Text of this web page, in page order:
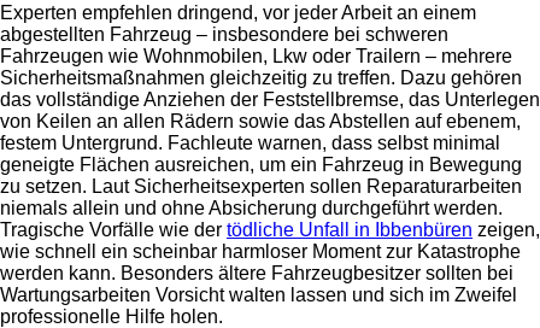
Experten empfehlen dringend, vor jeder Arbeit an einem
abgestellten Fahrzeug – insbesondere bei schweren
Fahrzeugen wie Wohnmobilen, Lkw oder Trailern – mehrere
Sicherheitsmaßnahmen gleichzeitig zu treffen. Dazu gehören
das vollständige Anziehen der Feststellbremse, das Unterlegen
von Keilen an allen Rädern sowie das Abstellen auf ebenem,
festem Untergrund. Fachleute warnen, dass selbst minimal
geneigte Flächen ausreichen, um ein Fahrzeug in Bewegung
zu setzen. Laut Sicherheitsexperten sollen Reparaturarbeiten
niemals allein und ohne Absicherung durchgeführt werden.
Tragische Vorfälle wie der tödliche Unfall in Ibbenbüren zeigen,
wie schnell ein scheinbar harmloser Moment zur Katastrophe
werden kann. Besonders ältere Fahrzeugbesitzer sollten bei
Wartungsarbeiten Vorsicht walten lassen und sich im Zweifel
professionelle Hilfe holen.